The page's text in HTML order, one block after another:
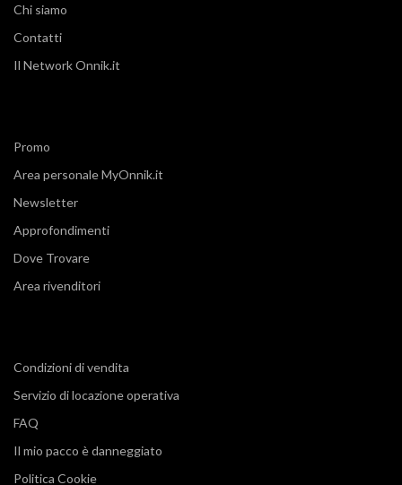
Chi siamo
Contatti
Il Network Onnik.it
Promo
Area personale MyOnnik.it
Newsletter
Approfondimenti
Dove Trovare
Area rivenditori
Condizioni di vendita
Servizio di locazione operativa
FAQ
Il mio pacco è danneggiato
Politica Cookie